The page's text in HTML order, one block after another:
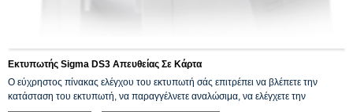
Εκτυπωτής Sigma DS3 Απευθείας Σε Κάρτα
Ο εύχρηστος πίνακας ελέγχου του εκτυπωτή σάς επιτρέπει να βλέπετε την
κατάσταση του εκτυπωτή, να παραγγέλνετε αναλώσιμα, να ελέγχετε την